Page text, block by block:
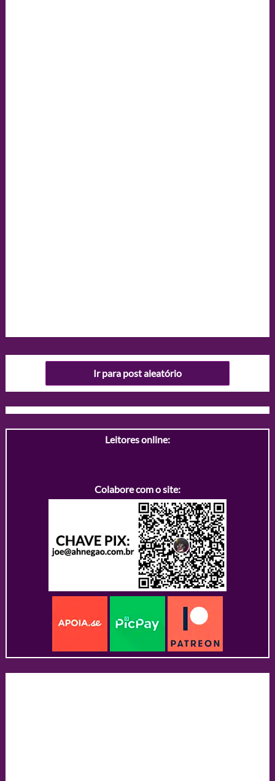
Ir para post aleatório
Leitores online:
Colabore com o site: